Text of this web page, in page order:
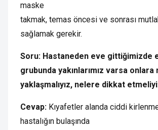
maske
takmak, temas öncesi ve sonrası
sağlamak gerekir.
Soru: Hastaneden eve gittiğimizde
grubunda yakınlarımız varsa onlara
yaklaşmalıyız, nelere dikkat
Cevap: Kıyafetler alanda ciddi
hastalığın bulaşında